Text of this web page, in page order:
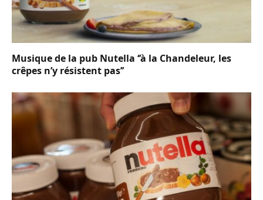
Musique de la pub Nutella ‘’à la Chandeleur, les
crêpes n’y résistent pas’’